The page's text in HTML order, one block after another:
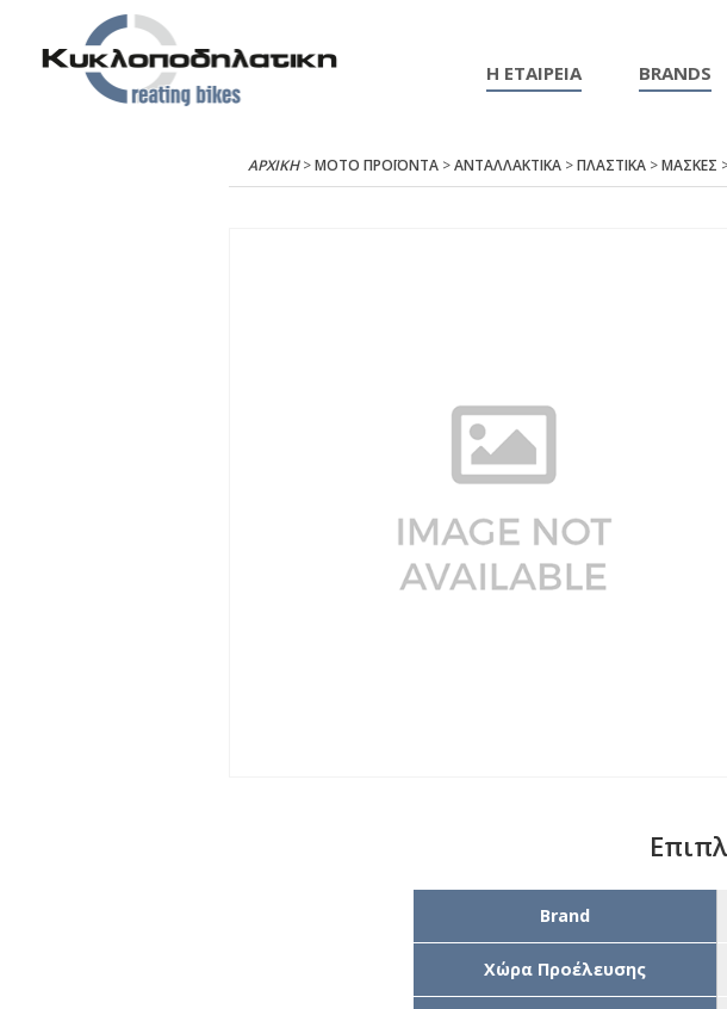
Η ΕΤΑΙΡΕΙΑ BRANDS
ΑΡΧΙΚΉ>ΜΟΤΟ ΠΡΟΪΟΝΤΑ>ΑΝΤΑΛΛΑΚΤΙΚΑ>ΠΛΑΣΤΙΚΑ>ΜΑΣΚΕΣ
Brand
Χώρα Προέλευσης